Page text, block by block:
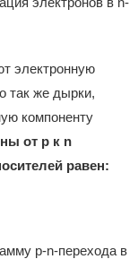
электронную
так же дырки,
компоненту
от p к n
равен:
p-n-перехода в